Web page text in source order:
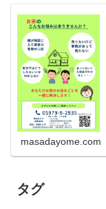
masadayome.com
タグ